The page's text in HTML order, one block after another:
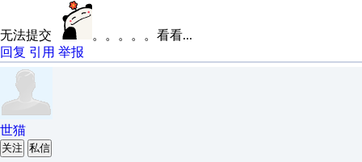
无法提交
。。。。。看看...
回复 引用 举报
世猫
关注 私信